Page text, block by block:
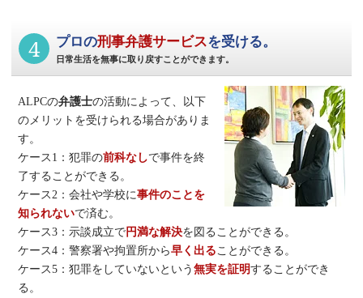
4 プロの刑事弁護サービスを受ける。
日常生活を無事に取り戻すことができます。
ALPCの弁護士の活動によって、以下
のメリットを受けられる場合がありま
す。
ケース1：犯罪の前科なしで事件を終
了することができる。
ケース2：会社や学校に事件のことを
知られないで済む。
ケース3：示談成立で円満な解決を図ることができる。
ケース4：警察署や拘置所から早く出ることができる。
ケース5：犯罪をしていないという無実を証明することができ
る。